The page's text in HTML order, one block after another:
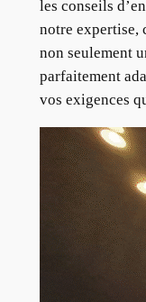
les conseils
notre expertise,
non seulement
parfaitement
vos exigences